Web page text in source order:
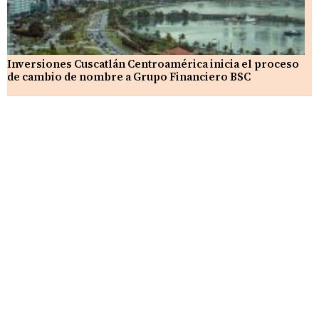
Inversiones Cuscatlán Centroamérica inicia el proceso
de cambio de nombre a Grupo Financiero BSC